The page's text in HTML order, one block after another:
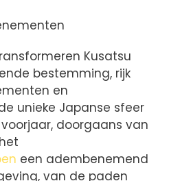
Kusatsu
bestemming, rijk
en
unieke Japanse sfeer
doorgaans van
een adembenemend
van de paden